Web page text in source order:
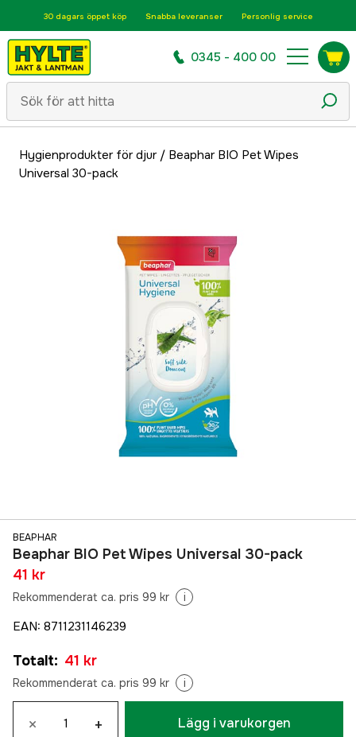
30 dagars öppet köp Snabba leveranser Personlig service
0345 - 400 00
Hygienprodukter för djur/ Beaphar BIO Pet Wipes
Universal 30-pack
BEAPHAR
Beaphar BIO Pet Wipes Universal 30-pack
41 kr
Rekommenderat ca. pris 99 kr i
EAN: 8711231146239
Totalt: 41 kr
Rekommenderat ca. pris 99 kr i
× + Lägg i varukorgen